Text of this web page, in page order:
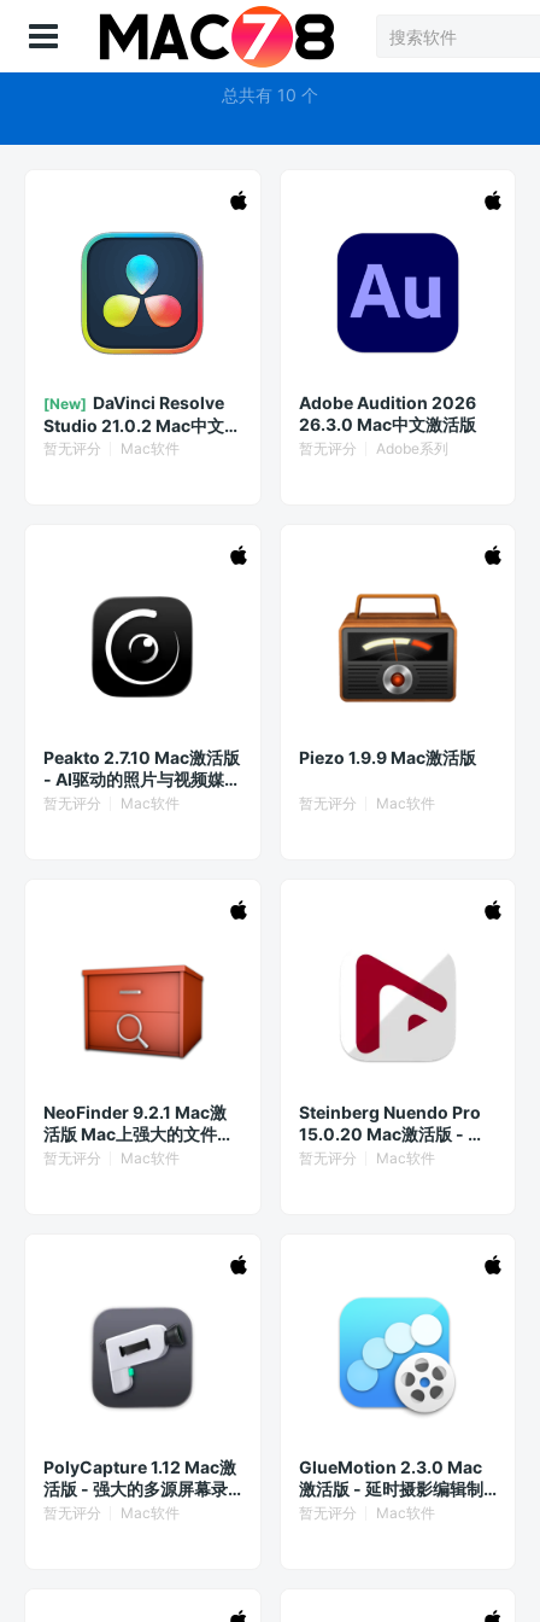
登录
后期制作
总共有 10 个
[New] DaVinci Resolve
Studio 21.0.2 Mac中文激
活版
暂无评分 Mac软件
Adobe Audition 2026
26.3.0 Mac中文激活版
暂无评分 Adobe系列
Peakto 2.7.10 Mac激活版
- AI驱动的照片与视频媒体
资产管理工具
暂无评分 Mac软件
Piezo 1.9.9 Mac激活版
暂无评分 Mac软件
NeoFinder 9.2.1 Mac激
活版 Mac上强大的文件自
动分类和管理工具
暂无评分 Mac软件
Steinberg Nuendo Pro
15.0.20 Mac激活版 - 世
界级的音频编辑与混音软
暂无评分 Mac软件
PolyCapture 1.12 Mac激
活版 - 强大的多源屏幕录
制工具
暂无评分 Mac软件
GlueMotion 2.3.0 Mac
激活版 - 延时摄影编辑制
作工具
暂无评分 Mac软件